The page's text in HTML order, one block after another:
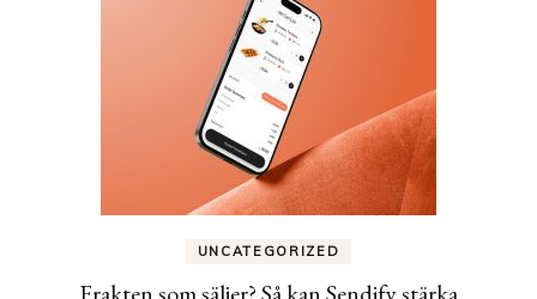
UNCATEGORIZED